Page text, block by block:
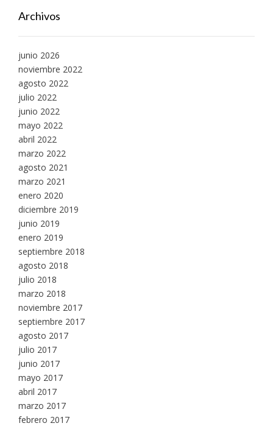
Archivos
junio 2026
noviembre 2022
agosto 2022
julio 2022
junio 2022
mayo 2022
abril 2022
marzo 2022
agosto 2021
marzo 2021
enero 2020
diciembre 2019
junio 2019
enero 2019
septiembre 2018
agosto 2018
julio 2018
marzo 2018
noviembre 2017
septiembre 2017
agosto 2017
julio 2017
junio 2017
mayo 2017
abril 2017
marzo 2017
febrero 2017